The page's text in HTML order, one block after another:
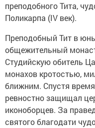
преподобного Тита,
Поликарпа (IV век).
Преподобный Тит в
общежительный
Студийскую обитель
монахов кротостью,
ближним. Спустя
ревностно защищал
иконоборцев. За
святого благодати